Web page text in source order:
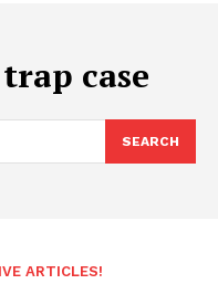
case
SEARCH
ARTICLES!